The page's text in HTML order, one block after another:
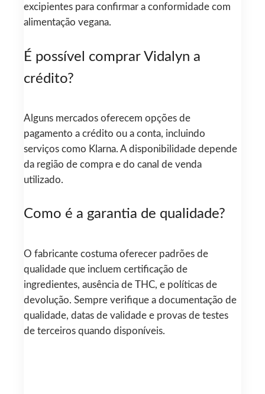
excipientes para confirmar a conformidade com
alimentação vegana.
É possível comprar Vidalyn a
crédito?
Alguns mercados oferecem opções de
pagamento a crédito ou a conta, incluindo
serviços como Klarna. A disponibilidade depende
da região de compra e do canal de venda
utilizado.
Como é a garantia de qualidade?
O fabricante costuma oferecer padrões de
qualidade que incluem certificação de
ingredientes, ausência de THC, e políticas de
devolução. Sempre verifique a documentação de
qualidade, datas de validade e provas de testes
de terceiros quando disponíveis.